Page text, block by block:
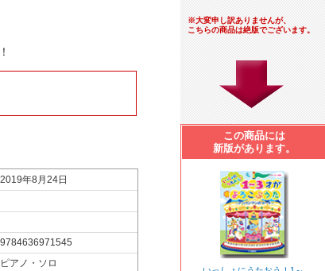
2019年8月24日
9784636971545
ピアノ・ソロ
※大変申し訳ありませんが、
こちらの商品は絶版でございます。
この商品には
新版があります。